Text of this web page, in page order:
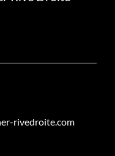
rivedroite.com